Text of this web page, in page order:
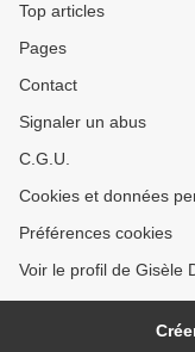
Top articles
Pages
Contact
Signaler un abus
C.G.U.
Cookies et données
Préférences cookies
Voir le profil de Gisèle